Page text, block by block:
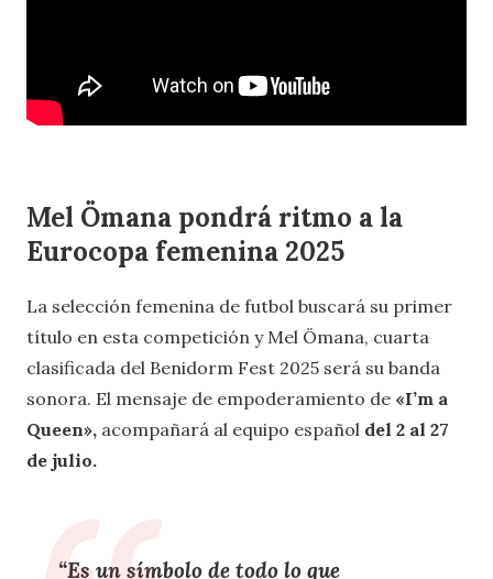
Mel Ömana pondrá ritmo a la
Eurocopa femenina 2025
La selección femenina de futbol buscará su primer
título en esta competición y Mel Ömana, cuarta
clasificada del Benidorm Fest 2025 será su banda
sonora. El mensaje de empoderamiento de «I’m a
Queen», acompañará al equipo español del 2 al 27
de julio.
“Es un símbolo de todo lo que